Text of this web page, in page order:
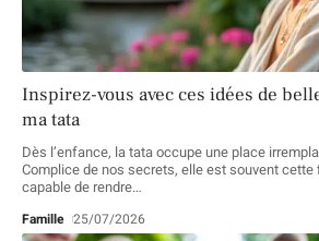
Inspirez-vous avec ces idées de
ma tata
Dès l’enfance, la tata occupe une place
Complice de nos secrets, elle est souvent cette
capable de rendre…
Famille 25/07/2026